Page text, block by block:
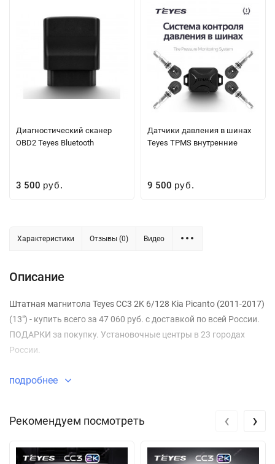
Диагностический сканер
OBD2 Teyes Bluetooth
3 500 руб.
Датчики давления в шинах
Teyes TPMS внутренние
9 500 руб.
Характеристики Отзывы (0) Видео
Описание
Штатная магнитола Teyes CC3 2K 6/128 Kia Picanto (2011-2017)
(13") - купить всего за 47 060 руб. с доставкой по всей России.
ПОДАРКИ за покупку. Установочные центры в 23 городах
России.
подробнее
Рекомендуем посмотреть ‹ ›